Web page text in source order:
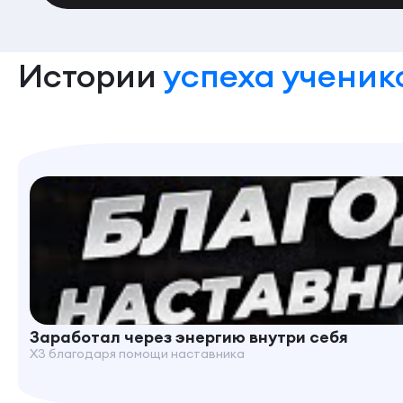
Истории успеха
Заработал через энергию внутри себя
X3 благодаря помощи наставника